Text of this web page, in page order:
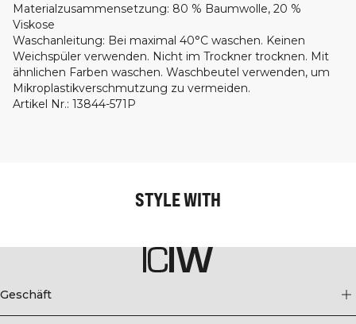
Materialzusammensetzung: 80 % Baumwolle, 20 %
Viskose
Waschanleitung: Bei maximal 40°C waschen. Keinen
Weichspüler verwenden. Nicht im Trockner trocknen. Mit
ähnlichen Farben waschen. Waschbeutel verwenden, um
Mikroplastikverschmutzung zu vermeiden.
Artikel Nr.: 13844-571P
STYLE WITH
Geschäft